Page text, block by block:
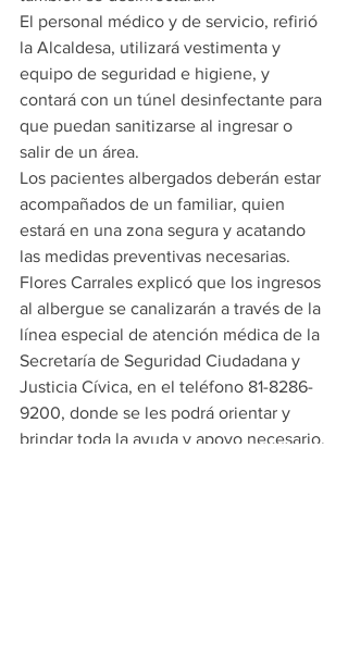
El personal médico y de servicio, refirió
la Alcaldesa, utilizará vestimenta y
equipo de seguridad e higiene, y
contará con un túnel desinfectante para
que puedan sanitizarse al ingresar o
salir de un área.
Los pacientes albergados deberán estar
acompañados de un familiar, quien
estará en una zona segura y acatando
las medidas preventivas necesarias.
Flores Carrales explicó que los ingresos
al albergue se canalizarán a través de la
línea especial de atención médica de la
Secretaría de Seguridad Ciudadana y
Justicia Cívica, en el teléfono 81-8286-
9200, donde se les podrá orientar y
brindar toda la ayuda y apoyo necesario.